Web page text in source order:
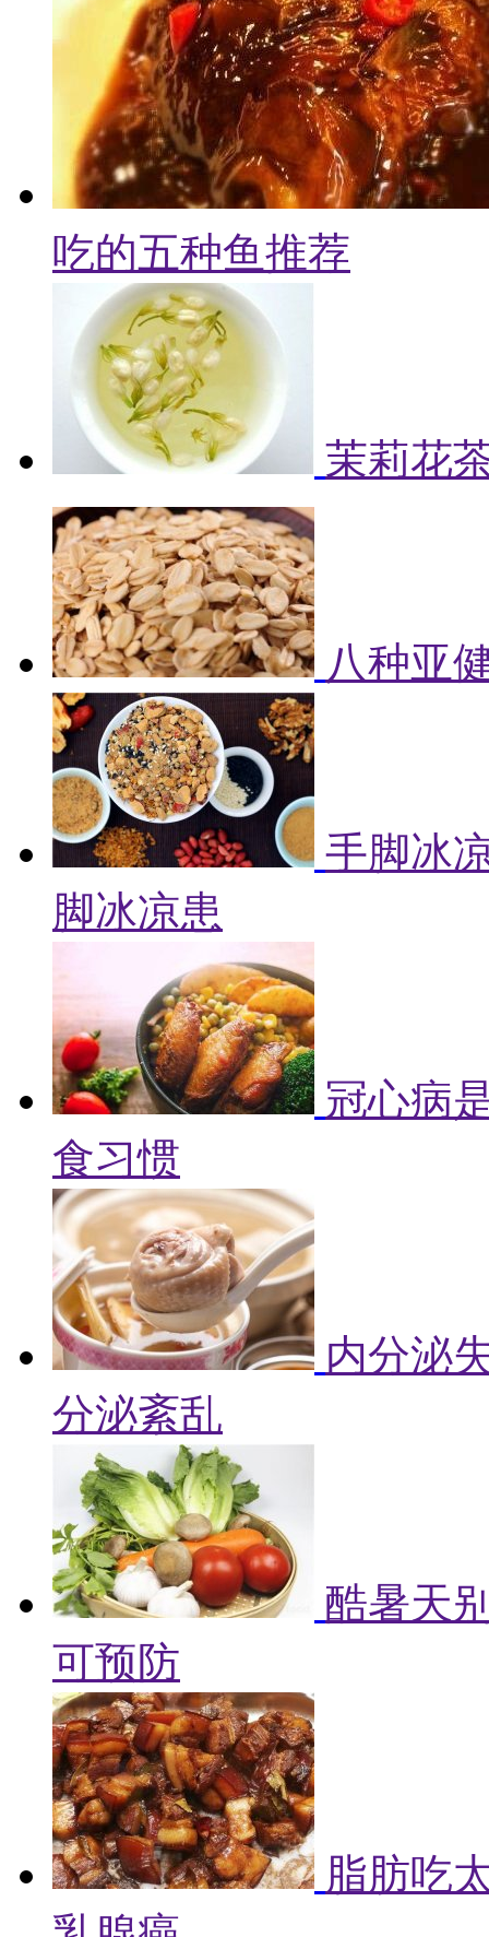
吃的五种鱼推荐
茉莉花
八种亚
手脚冰
脚冰凉患
冠心病
食习惯
内分泌
分泌紊乱
酷暑天
可预防
脂肪吃